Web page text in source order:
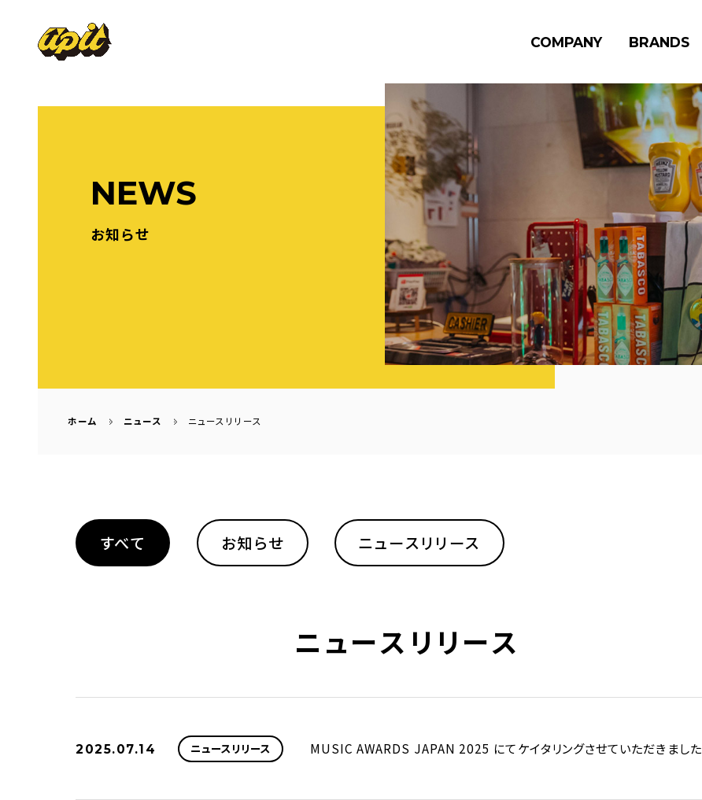
COMPANY BRANDS
NEWS
お知らせ
ホーム ニュース ニュースリリース
すべて お知らせ ニュースリリース
ニュースリリース
2025.07.14 ニュースリリース MUSIC AWARDS JAPAN 2025 にてケイタリングさせていただきました